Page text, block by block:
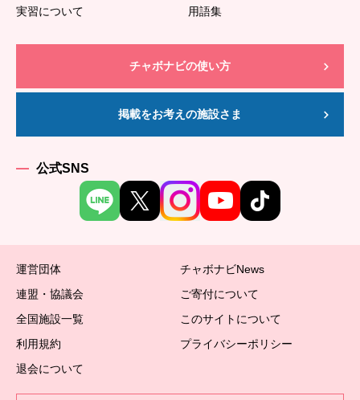
実習について
用語集
チャボナビの使い方
掲載をお考えの施設さま
公式SNS
運営団体
チャボナビNews
連盟・協議会
ご寄付について
全国施設一覧
このサイトについて
利用規約
プライバシーポリシー
退会について